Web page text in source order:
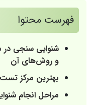
فهرست محتوا
شنوایی سنجی در
و روش‌های آن
بهترین مرکز
مراحل انجام